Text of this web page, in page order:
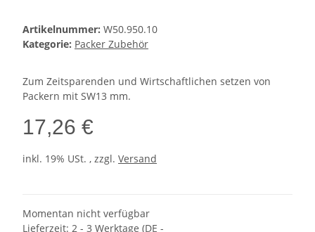
Artikelnummer: W50.950.10
Kategorie: Packer Zubehör
Zum Zeitsparenden und Wirtschaftlichen setzen von
Packern mit SW13 mm.
17,26 €
inkl. 19% USt. , zzgl. Versand
Momentan nicht verfügbar
Lieferzeit: 2 - 3 Werktage (DE -